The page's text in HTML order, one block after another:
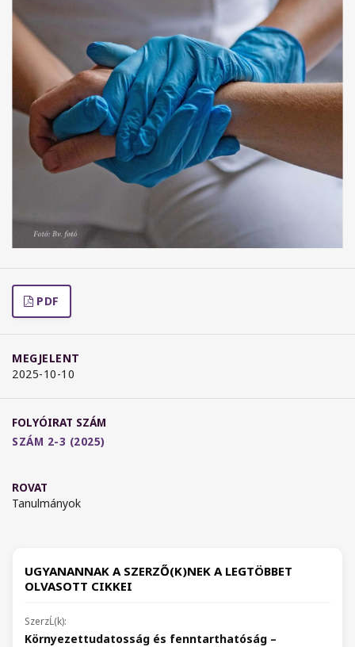
PDF
MEGJELENT
2025-10-10
FOLYÓIRAT SZÁM
SZÁM 2-3 (2025)
ROVAT
Tanulmányok
UGYANANNAK A SZERZŐ(K)NEK A LEGTÖBBET
OLVASOTT CIKKEI
Környezettudatosság és fenntarthatóság –